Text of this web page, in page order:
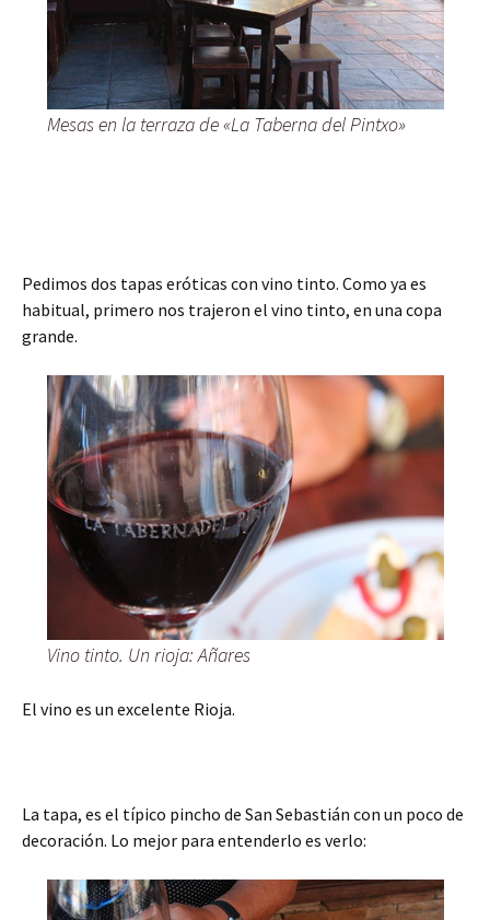
Mesas en la terraza de «La Taberna del Pintxo»
Pedimos dos tapas eróticas con vino tinto. Como ya es
habitual, primero nos trajeron el vino tinto, en una copa
grande.
Vino tinto. Un rioja: Añares
El vino es un excelente Rioja.
La tapa, es el típico pincho de San Sebastián con un poco de
decoración. Lo mejor para entenderlo es verlo: